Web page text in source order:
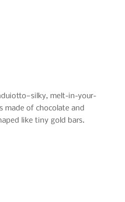
melt-in-your-
made of chocolate and
like tiny gold bars.